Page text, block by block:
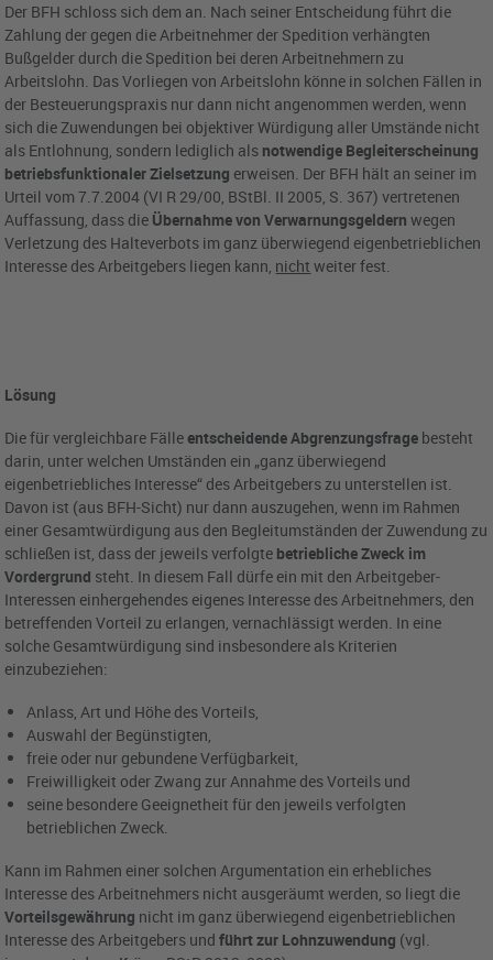
Der BFH schloss sich dem an. Nach seiner Entscheidung führt die
Zahlung der gegen die Arbeitnehmer der Spedition verhängten
Bußgelder durch die Spedition bei deren Arbeitnehmern zu
Arbeitslohn. Das Vorliegen von Arbeitslohn könne in solchen Fällen in
der Besteuerungspraxis nur dann nicht angenommen werden, wenn
sich die Zuwendungen bei objektiver Würdigung aller Umstände nicht
als Entlohnung, sondern lediglich als notwendige Begleiterscheinung
betriebsfunktionaler Zielsetzung erweisen. Der BFH hält an seiner im
Urteil vom 7.7.2004 (VI R 29/00, BStBl. II 2005, S. 367) vertretenen
Auffassung, dass die Übernahme von Verwarnungsgeldern wegen
Verletzung des Halteverbots im ganz überwiegend eigenbetrieblichen
Interesse des Arbeitgebers liegen kann, nicht weiter fest.
Lösung
Die für vergleichbare Fälleentscheidende Abgrenzungsfrage besteht
darin, unter welchen Umständen ein „ganz überwiegend
eigenbetriebliches Interesse“ des Arbeitgebers zu unterstellen ist.
Davon ist (aus BFH-Sicht) nur dann auszugehen, wenn im Rahmen
einer Gesamtwürdigung aus den Begleitumständen der Zuwendung zu
schließen ist, dass der jeweils verfolgte betriebliche Zweck im
Vordergrund steht. In diesem Fall dürfe ein mit den Arbeitgeber-
Interessen einhergehendes eigenes Interesse des Arbeitnehmers, den
betreffenden Vorteil zu erlangen, vernachlässigt werden. In eine
solche Gesamtwürdigung sind insbesondere als Kriterien
einzubeziehen:
Anlass, Art und Höhe des Vorteils,
Auswahl der Begünstigten,
freie oder nur gebundene Verfügbarkeit,
Freiwilligkeit oder Zwang zur Annahme des Vorteils und
seine besondere Geeignetheit für den jeweils verfolgten
betrieblichen Zweck.
Kann im Rahmen einer solchen Argumentation ein erhebliches
Interesse des Arbeitnehmers nicht ausgeräumt werden, so liegt die
Vorteilsgewährung nicht im ganz überwiegend eigenbetrieblichen
Interesse des Arbeitgebers undführt zur Lohnzuwendung (vgl.